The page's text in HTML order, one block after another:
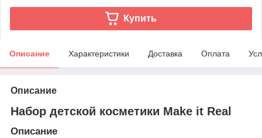
Купить
Описание Характеристики Доставка Оплата
Описание
Набор детской косметики Make it Real
Описание